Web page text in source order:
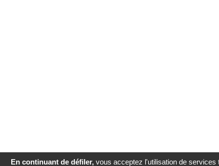
En continuant de défiler,vous acceptez l'utilisation de services